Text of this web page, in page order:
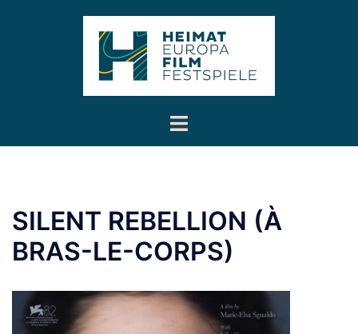
Menü
SILENT REBELLION (À
BRAS-LE-CORPS)